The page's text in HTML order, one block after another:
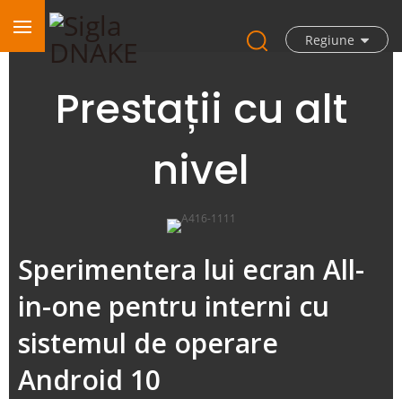
Regiune
Prestații cu alt
nivel
Sperimentera lui ecran All-
in-one pentru interni cu
sistemul de operare
Android 10